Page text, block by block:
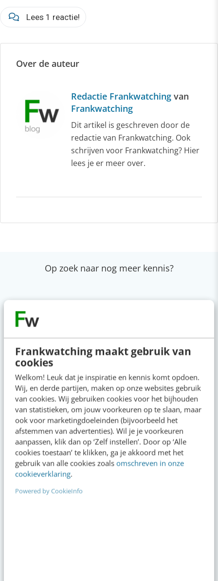
Frankwatching maakt gebruik van
cookies
Welkom! Leuk dat je inspiratie en kennis komt opdoen.
Wij, en derde partijen, maken op onze websites gebruik
van cookies. Wij gebruiken cookies voor het bijhouden
van statistieken, om jouw voorkeuren op te slaan, maar
ook voor marketingdoeleinden (bijvoorbeeld het
afstemmen van advertenties). Wil je je voorkeuren
aanpassen, klik dan op ‘Zelf instellen’. Door op ‘Alle
cookies toestaan’ te klikken, ga je akkoord met het
gebruik van alle cookies zoals omschreven in onze
cookieverklaring.
Powered by CookieInfo
Lees 1 reactie!
Over de auteur
Redactie Frankwatching van
Frankwatching
Dit artikel is geschreven door de
redactie van Frankwatching. Ook
schrijven voor Frankwatching? Hier
lees je er meer over.
Op zoek naar nog meer kennis?
Actueel
Het meest vergeten hoofdstuk van je
brandbook (en waarom het juist nu
belangrijk is)
09:00· 5 min·
Reflecteer met AI: 5 vragen die je een betere
marketeer maken
gisteren· 3 min·
Je merk opleveren? Waarom een PDF niet
meer genoeg is
7 aug 2026